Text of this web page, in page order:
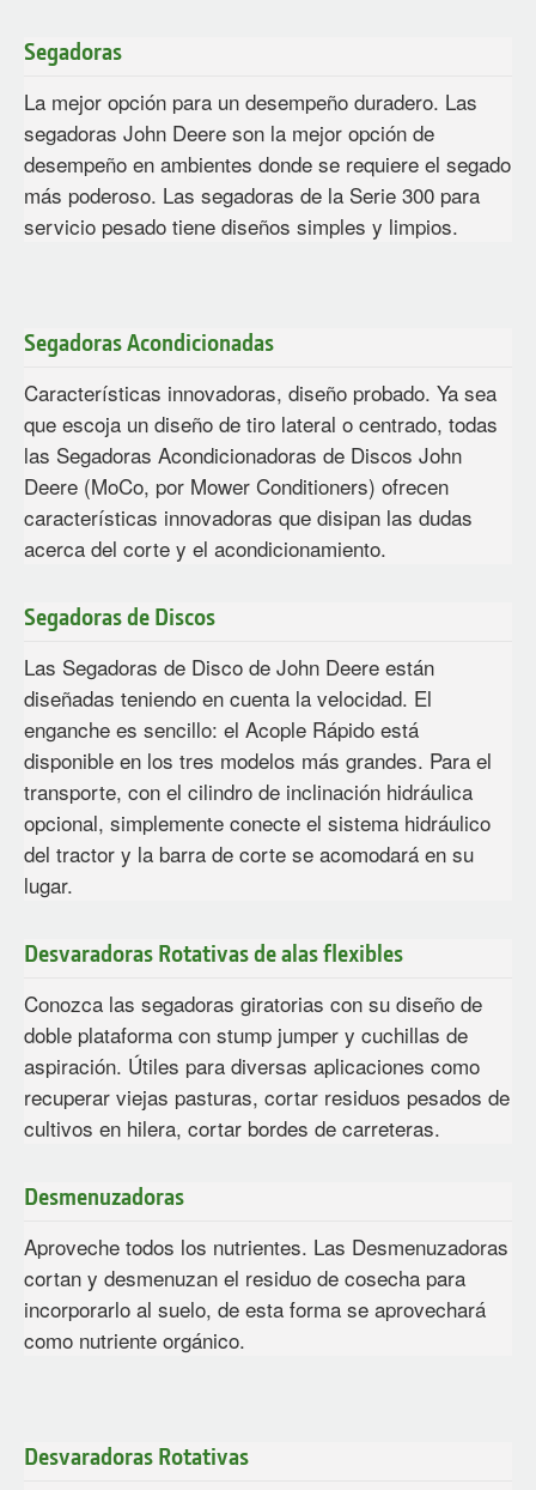
Segadoras
La mejor opción para un desempeño duradero. Las
segadoras John Deere son la mejor opción de
desempeño en ambientes donde se requiere el segado
más poderoso. Las segadoras de la Serie 300 para
servicio pesado tiene diseños simples y limpios.
Segadoras Acondicionadas
Características innovadoras, diseño probado. Ya sea
que escoja un diseño de tiro lateral o centrado, todas
las Segadoras Acondicionadoras de Discos John
Deere (MoCo, por Mower Conditioners) ofrecen
características innovadoras que disipan las dudas
acerca del corte y el acondicionamiento.
Segadoras de Discos
Las Segadoras de Disco de John Deere están
diseñadas teniendo en cuenta la velocidad. El
enganche es sencillo: el Acople Rápido está
disponible en los tres modelos más grandes. Para el
transporte, con el cilindro de inclinación hidráulica
opcional, simplemente conecte el sistema hidráulico
del tractor y la barra de corte se acomodará en su
lugar.
Desvaradoras Rotativas de alas flexibles
Conozca las segadoras giratorias con su diseño de
doble plataforma con stump jumper y cuchillas de
aspiración. Útiles para diversas aplicaciones como
recuperar viejas pasturas, cortar residuos pesados de
cultivos en hilera, cortar bordes de carreteras.
Desmenuzadoras
Aproveche todos los nutrientes. Las Desmenuzadoras
cortan y desmenuzan el residuo de cosecha para
incorporarlo al suelo, de esta forma se aprovechará
como nutriente orgánico.
Desvaradoras Rotativas